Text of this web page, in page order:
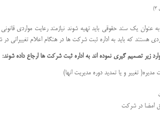
یک سند حقوقی باید تهیه شوند نیازمند رعایت مواردی
هستند که باید به اداره ثبت شرکت ها در هنگام اعلام
زیر تصمیم گیری نموده اند به اداره ثبت شرکت ها ارجاع داده شوند:
تغییر و یا تمدید دوره مدیریت انها)
امضا در شرکت